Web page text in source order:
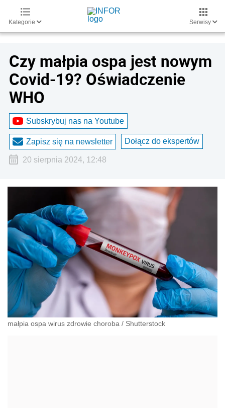
Kategorie Serwisy
Czy małpia ospa jest nowym
Covid-19? Oświadczenie
WHO
Subskrybuj nas na Youtube
Zapisz się na newsletter Dołącz do ekspertów
20 sierpnia 2024, 12:48
małpia ospa wirus zdrowie choroba / Shutterstock